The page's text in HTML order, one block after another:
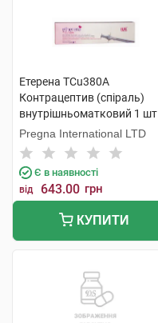
Етерена TCu380A
Контрацептив (спіраль)
внутрішньоматковий 1 шт
Pregna International LTD
Є в наявності
від 643.00 грн
КУПИТИ